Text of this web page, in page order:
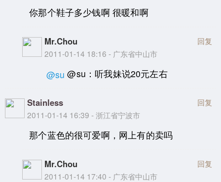
你那个鞋子多少钱啊 很暖和啊
Mr.Chou
2011-01-14 18:16 - 广东省中山市
回复
@su @su：听我妹说20元左右
Stainless
2011-01-14 16:39 - 浙江省宁波市
回复
那个蓝色的很可爱啊，网上有的卖吗
Mr.Chou
2011-01-14 17:40 - 广东省中山市
回复